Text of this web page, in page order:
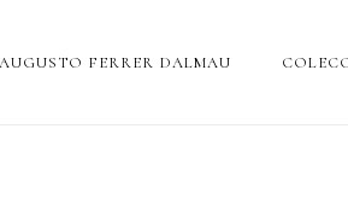
AUGUSTO FERRER DALMAU